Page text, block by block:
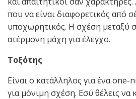
που να είναι διαφορετικός από
υποχωρητικός. Η σχέση μεταξύ
ατέρμονη μάχη για έλεγχο.
Τοξότης
Είναι ο κατάλληλος για ένα
για μόνιμη σχέση. Εσύ θέλεις να